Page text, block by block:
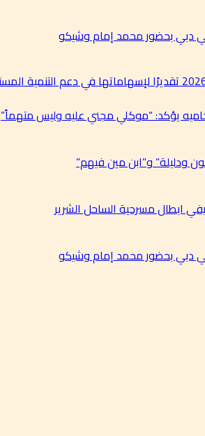
دبي بحضور محمد إمام وشيكو
يؤكد: “موكلي مجني عليه وليس متهماً”
ودليلة” و”ابن مين فيهم”
ابطال مسرحية الساحل الشرير
دبي بحضور محمد إمام وشيكو